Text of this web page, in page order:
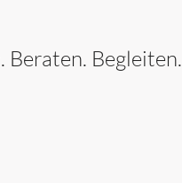
Beraten. Begleiten.